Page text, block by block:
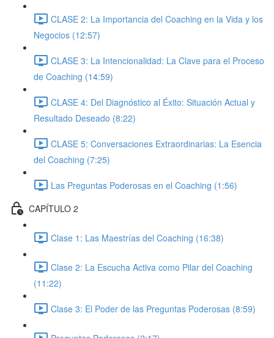
CLASE 2: La Importancia del Coaching en la Vida y los
Negocios (12:57)
CLASE 3: La Intencionalidad: La Clave para el Proceso
de Coaching (14:59)
CLASE 4: Del Diagnóstico al Éxito: Situación Actual y
Resultado Deseado (8:22)
CLASE 5: Conversaciones Extraordinarias: La Esencia
del Coaching (7:25)
Las Preguntas Poderosas en el Coaching (1:56)
CAPÍTULO 2
Clase 1: Las Maestrías del Coaching (16:38)
Clase 2: La Escucha Activa como Pilar del Coaching
(11:22)
Clase 3: El Poder de las Preguntas Poderosas (8:59)